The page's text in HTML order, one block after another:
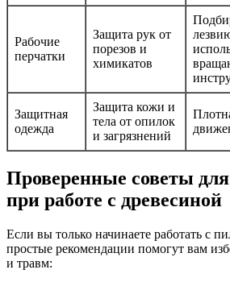
Рабочие
перчатки
Защита рук от
порезов и
химикатов
Защитная
одежда
Защита кожи и
тела от опилок
и загрязнений
Проверенные советы
при работе с древесиной
Если вы только начинаете работать с
простые рекомендации помогут вам
и травм: